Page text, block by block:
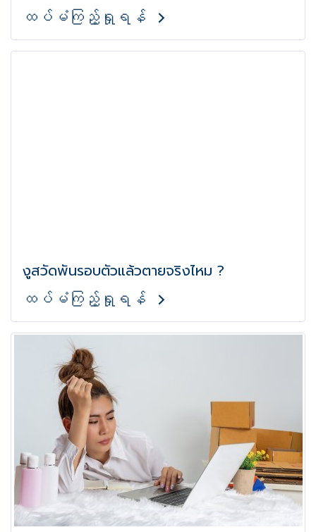
ထပ်မံကြည့်ရှုရန်
งูสวัดพันรอบตัวแล้วตายจริงไหม ?
ထပ်မံကြည့်ရှုရန်